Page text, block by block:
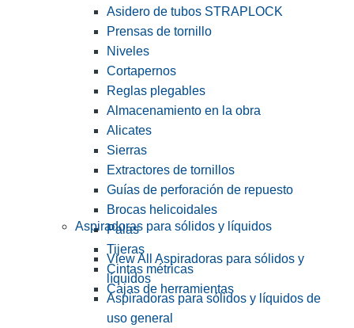
Asidero de tubos STRAPLOCK
Prensas de tornillo
Niveles
Cortapernos
Reglas plegables
Almacenamiento en la obra
Alicates
Sierras
Extractores de tornillos
Guías de perforación de repuesto
Brocas helicoidales
Palas
Tijeras
Cintas métricas
Cajas de herramientas
Aspiradoras para sólidos y líquidos
View All Aspiradoras para sólidos y
líquidos
Aspiradoras para sólidos y líquidos de
uso general